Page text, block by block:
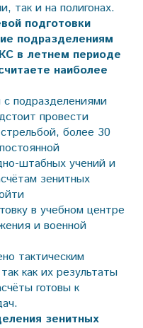
так и на полигонах.
подготовки
подразделениям
в летнем периоде
наиболее
подразделениями
провести
более 30
штабных учений и
зенитных
в учебном центре
и военной
тактическим
как их результаты
готовы к
зенитных